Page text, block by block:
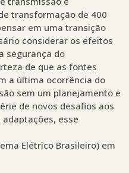
transformação de 400
em uma transição
considerar os efeitos
segurança do
de que as fontes
a última ocorrência do
sem um planejamento e
de novos desafios aos
esse
Elétrico Brasileiro) em